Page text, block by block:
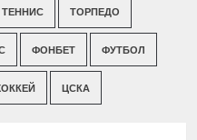
ТЕННИС ТОРПЕДО
ФОНБЕТ ФУТБОЛ
ЦСКА